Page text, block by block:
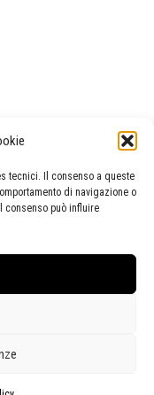
tecnici. Il consenso a queste
di navigazione o
consenso può influire
apertura Galleria)